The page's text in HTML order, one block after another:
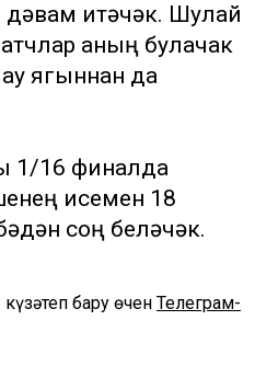
дәвам итәчәк. Шулай
аның булачак
ягыннан да
1/16 финалда
исемен 18
соң беләчәк.
бару өчен Телеграм-